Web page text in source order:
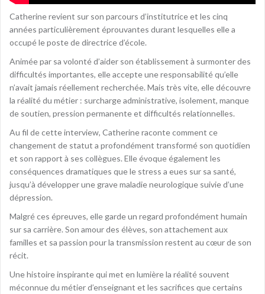
Catherine revient sur son parcours d’institutrice et les cinq
années particulièrement éprouvantes durant lesquelles elle a
occupé le poste de directrice d’école.
Animée par sa volonté d’aider son établissement à surmonter des
difficultés importantes, elle accepte une responsabilité qu’elle
n’avait jamais réellement recherchée. Mais très vite, elle découvre
la réalité du métier : surcharge administrative, isolement, manque
de soutien, pression permanente et difficultés relationnelles.
Au fil de cette interview, Catherine raconte comment ce
changement de statut a profondément transformé son quotidien
et son rapport à ses collègues. Elle évoque également les
conséquences dramatiques que le stress a eues sur sa santé,
jusqu’à développer une grave maladie neurologique suivie d’une
dépression.
Malgré ces épreuves, elle garde un regard profondément humain
sur sa carrière. Son amour des élèves, son attachement aux
familles et sa passion pour la transmission restent au cœur de son
récit.
Une histoire inspirante qui met en lumière la réalité souvent
méconnue du métier d’enseignant et les sacrifices que certains